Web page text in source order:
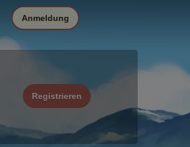
Registrieren
Anmeldung